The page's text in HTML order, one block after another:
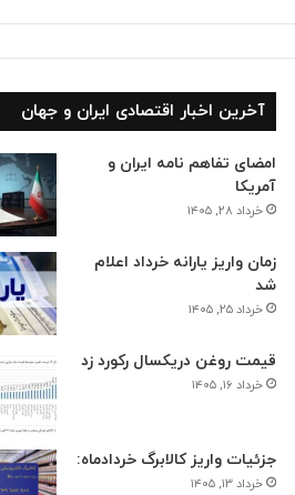
آخرین اخبار اقتصادی ایران و جهان
امضای تفاهم نامه ایران و
آمریکا
خرداد ۲۸, ۱۴۰۵
زمان واریز یارانه خرداد اعلام
شد
خرداد ۲۵, ۱۴۰۵
قیمت روغن دریکسال رکورد زد
خرداد ۱۶, ۱۴۰۵
جزئیات واریز کالابرگ خردادماه:
خرداد ۱۳, ۱۴۰۵